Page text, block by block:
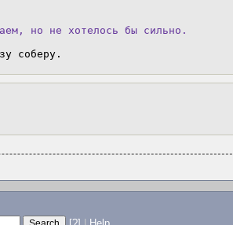
но не хотелось бы сильно.
соберу.